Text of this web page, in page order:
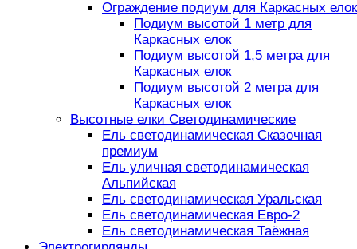
Ограждение подиум для Каркасных елок
Подиум высотой 1 метр для
Каркасных елок
Подиум высотой 1,5 метра для
Каркасных елок
Подиум высотой 2 метра для
Каркасных елок
Высотные елки Светодинамические
Ель светодинамическая Сказочная
премиум
Ель уличная светодинамическая
Альпийская
Ель светодинамическая Уральская
Ель светодинамическая Евро-2
Ель светодинамическая Таёжная